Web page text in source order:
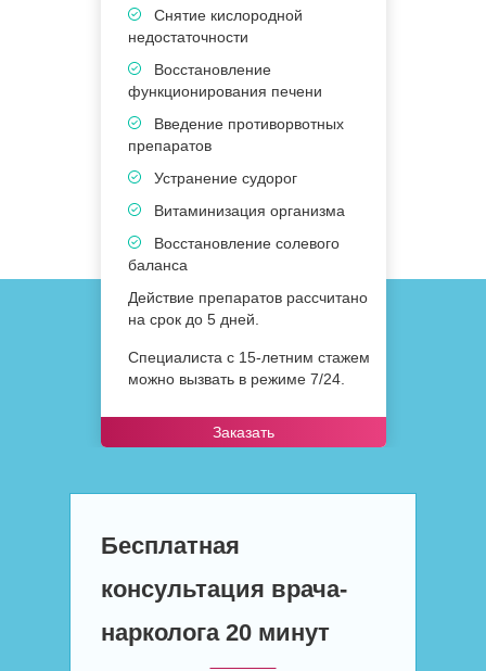
Снятие кислородной
недостаточности
Восстановление
функционирования печени
Введение противорвотных
препаратов
Устранение судорог
Витаминизация организма
Восстановление солевого
баланса
Действие препаратов рассчитано
на срок до 5 дней.
Специалиста с 15-летним стажем
можно вызвать в режиме 7/24.
Заказать
Бесплатная
консультация врача-
нарколога 20 минут